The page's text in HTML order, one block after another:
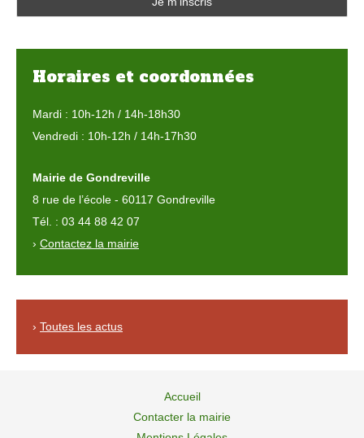
Horaires et coordonnées
Mardi : 10h-12h / 14h-18h30
Vendredi : 10h-12h / 14h-17h30
Mairie de Gondreville
8 rue de l’école - 60117 Gondreville
Tél. : 03 44 88 42 07
› Contactez la mairie
› Toutes les actus
Accueil
Contacter la mairie